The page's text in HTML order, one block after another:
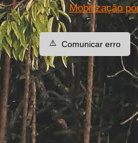
Mobilização
⚠️ Comunicar erro